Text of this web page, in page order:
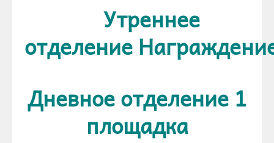
Утреннее
отделение
Дневное отделение 1
площадка